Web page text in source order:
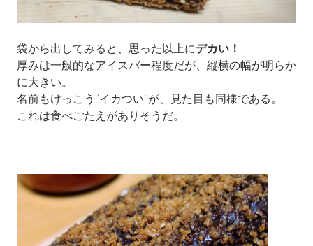
袋から出してみると、思った以上にデカい！
厚みは一般的なアイスバー程度だが、縦横の幅が明らか
に大きい。
名前もけっこう“イカつい”が、見た目も同様である。
これは食べごたえがありそうだ。